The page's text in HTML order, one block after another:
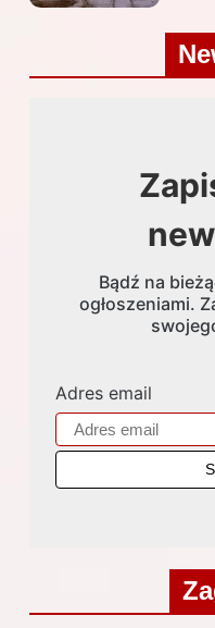
Bądź na
ogłoszeniami.
Adres email